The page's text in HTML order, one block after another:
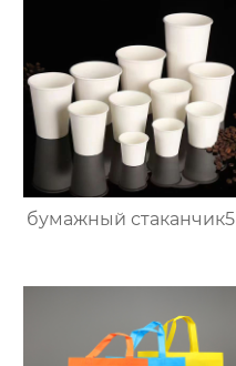
бумажный стаканчик5